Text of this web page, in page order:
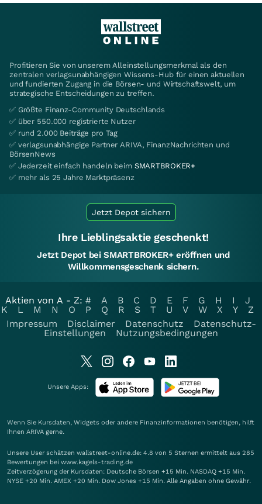
Profitieren Sie von unserem Alleinstellungsmerkmal als den
zentralen verlagsunabhängigen Wissens-Hub für einen aktuellen
und fundierten Zugang in die Börsen- und Wirtschaftswelt, um
strategische Entscheidungen zu treffen.
✅ Größte Finanz-Community Deutschlands
✅ über 550.000 registrierte Nutzer
✅ rund 2.000 Beiträge pro Tag
✅ verlagsunabhängige Partner ARIVA, FinanzNachrichten und
BörsenNews
✅ Jederzeit einfach handeln beim SMARTBROKER+
✅ mehr als 25 Jahre Marktpräsenz
Jetzt Depot sichern
Ihre Lieblingsaktie geschenkt!
Jetzt Depot bei SMARTBROKER+ eröffnen und
Willkommensgeschenk sichern.
Aktien von A - Z: # A B C D E F G H I
J
K
L M N O P Q R S T U V W X Y
Z
Impressum
Disclaimer Datenschutz
Datenschutz-
Einstellungen
Nutzungsbedingungen
Unsere Apps:
Wenn Sie Kursdaten, Widgets oder andere Finanzinformationen benötigen, hilft
Ihnen ARIVA gerne.
Unsere User schätzen wallstreet-online.de: 4.8 von 5 Sternen ermittelt aus 285
Bewertungen bei www.kagels-trading.de
Zeitverzögerung der Kursdaten: Deutsche Börsen +15 Min. NASDAQ +15 Min.
NYSE +20 Min. AMEX +20 Min. Dow Jones +15 Min. Alle Angaben ohne Gewähr.